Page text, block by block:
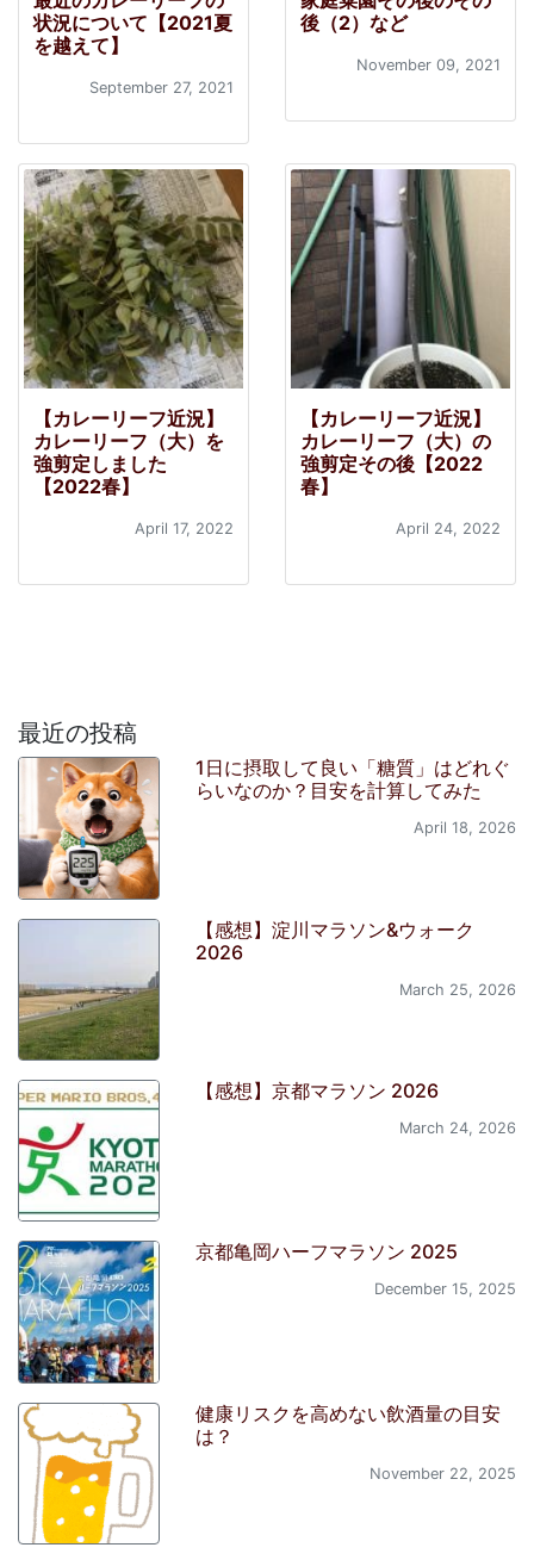
状況について【2021夏
を越えて】
September 27, 2021
後（2）など
November 09, 2021
【カレーリーフ近況】
カレーリーフ（大）を
強剪定しました
【2022春】
April 17, 2022
【カレーリーフ近況】
カレーリーフ（大）の
強剪定その後【2022
春】
April 24, 2022
最近の投稿
1日に摂取して良い「糖質」はどれぐ
らいなのか？目安を計算してみた
April 18, 2026
【感想】淀川マラソン&ウォーク
2026
March 25, 2026
【感想】京都マラソン 2026
March 24, 2026
京都亀岡ハーフマラソン 2025
December 15, 2025
健康リスクを高めない飲酒量の目安
は？
November 22, 2025